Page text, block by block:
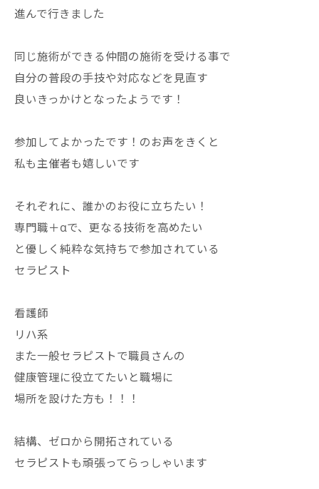
進んで行きました
同じ施術ができる仲間の施術を受ける事で
自分の普段の手技や対応などを見直す
良いきっかけとなったようです！
参加してよかったです！のお声をきくと
私も主催者も嬉しいです
それぞれに、誰かのお役に立ちたい！
専門職＋αで、更なる技術を高めたい
と優しく純粋な気持ちで参加されている
セラピスト
看護師
リハ系
また一般セラピストで職員さんの
健康管理に役立てたいと職場に
場所を設けた方も！！！
結構、ゼロから開拓されている
セラピストも頑張ってらっしゃいます